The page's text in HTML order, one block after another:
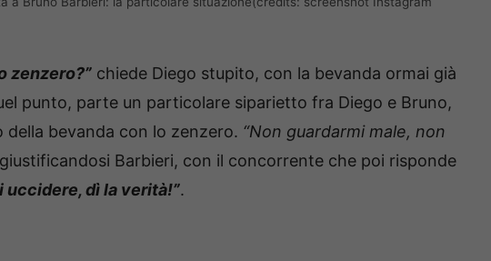
zenzero?” chiede Diego stupito, con la bevanda ormai già
punto, parte un particolare siparietto fra Diego e Bruno,
bevanda con lo zenzero. “Non guardarmi male, non
Barbieri, con il concorrente che poi risponde
uccidere, dì la verità!”.